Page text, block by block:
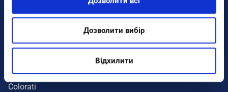
Дозволити вибір
Відхилити
UOMO
Colorati